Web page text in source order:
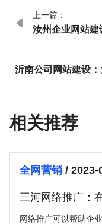

上一篇：
汝州企业网站
沂南公司网站建设
相关推荐
全网营销/ 2023-
三河网络推广：
网络推广可以帮助企